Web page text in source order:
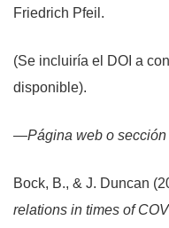
Friedrich Pfeil.
(Se incluiría el DOI a
disponible).
—Página web o sección
Bock, B., & J. Duncan
relations in times of